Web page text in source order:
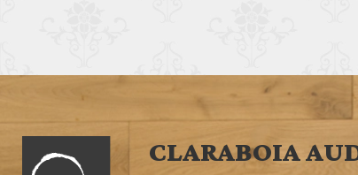
CLARABOIA